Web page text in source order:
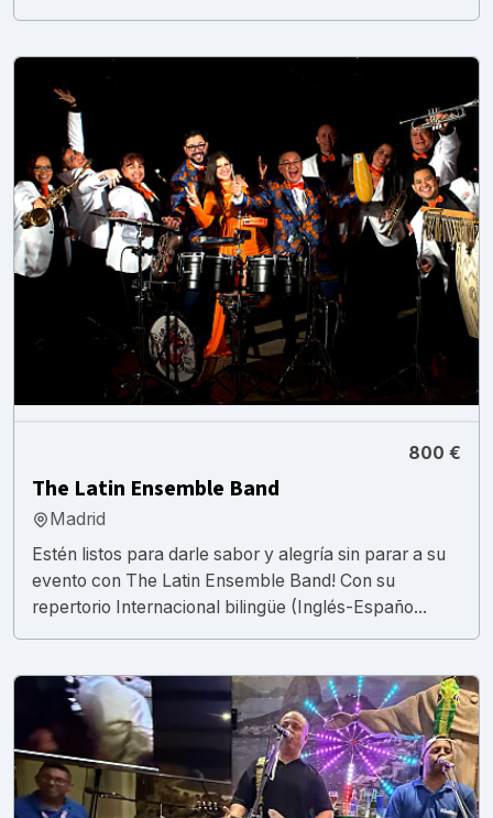
800 €
The Latin Ensemble Band
Madrid
Estén listos para darle sabor y alegría sin parar a su
evento con The Latin Ensemble Band! Con su
repertorio Internacional bilingüe (Inglés-Españo...